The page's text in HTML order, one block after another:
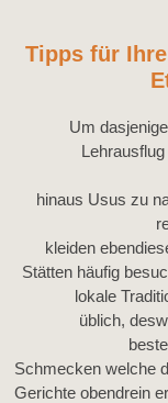
Tipps für
Umdasjenige
Lehrausflug
hinaus Usus zu
kleiden
Stätten häufig
lokale
üblich,
Schmecken welche
Gerichteobendrein